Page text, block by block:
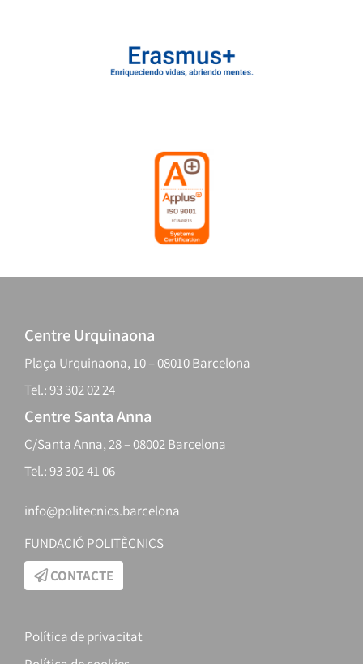
Centre Urquinaona
Plaça Urquinaona, 10 – 08010 Barcelona
Tel.: 93 302 02 24
Centre Santa Anna
C/Santa Anna, 28 – 08002 Barcelona
Tel.: 93 302 41 06
info@politecnics.barcelona
FUNDACIÓ POLITÈCNICS
CONTACTE
Política de privacitat